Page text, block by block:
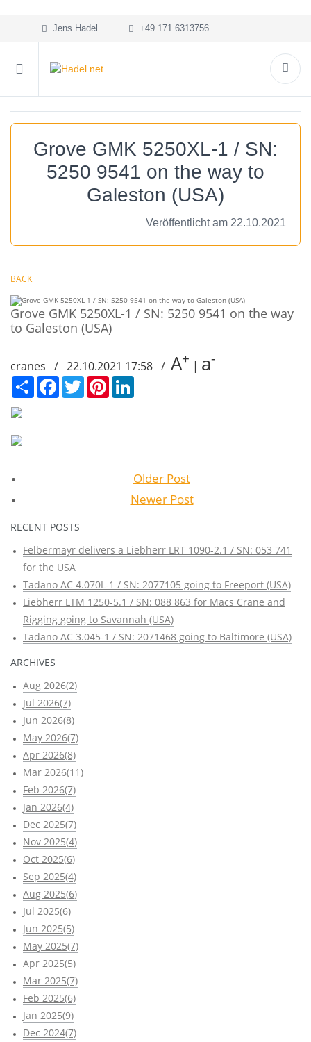
Jens Hadel +49 171 6313756
Grove GMK 5250XL-1 / SN:
5250 9541 on the way to
Galeston (USA)
Veröffentlicht am 22.10.2021
BACK
Grove GMK 5250XL-1 / SN: 5250 9541 on the way
to Galeston (USA)
cranes / 22.10.2021 17:58 / A+ | a-
СподелиFacebookTwitter Pinterest
Older Post
Newer Post
RECENT POSTS
Felbermayr delivers a Liebherr LRT 1090-2.1 / SN: 053 741
for the USA
Tadano AC 4.070L-1 / SN: 2077105 going to Freeport (USA)
Liebherr LTM 1250-5.1 / SN: 088 863 for Macs Crane and
Rigging going to Savannah (USA)
Tadano AC 3.045-1 / SN: 2071468 going to Baltimore (USA)
ARCHIVES
Aug 2026(2)
Jul 2026(7)
Jun 2026(8)
May 2026(7)
Apr 2026(8)
Mar 2026(11)
Feb 2026(7)
Jan 2026(4)
Dec 2025(7)
Nov 2025(4)
Oct 2025(6)
Sep 2025(4)
Aug 2025(6)
Jul 2025(6)
Jun 2025(5)
May 2025(7)
Apr 2025(5)
Mar 2025(7)
Feb 2025(6)
Jan 2025(9)
Dec 2024(7)